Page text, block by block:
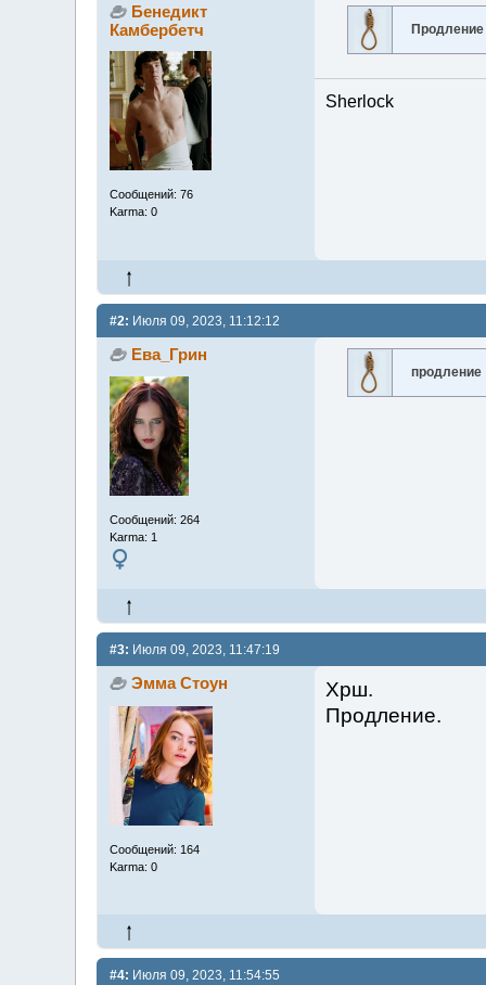
Бенедикт
Камбербетч
Сообщений: 76
Karma: 0
Продление
Sherlock
#2: Июля 09, 2023, 11:12:12
Ева_Грин
Сообщений: 264
Karma: 1
продление
#3: Июля 09, 2023, 11:47:19
Эмма Стоун
Сообщений: 164
Karma: 0
Хрш.
Продление.
#4: Июля 09, 2023, 11:54:55